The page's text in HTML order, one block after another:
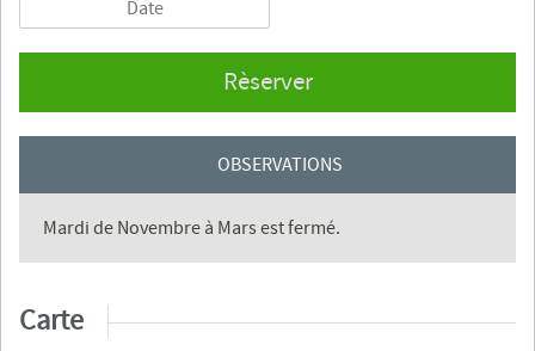
Rèserver
OBSERVATIONS
Mardi de Novembre à Mars est fermé.
Carte